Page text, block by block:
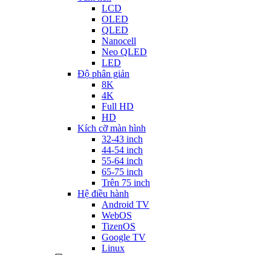
LCD
OLED
QLED
Nanocell
Neo QLED
LED
Độ phân giản
8K
4K
Full HD
HD
Kích cỡ màn hình
32-43 inch
44-54 inch
55-64 inch
65-75 inch
Trên 75 inch
Hệ điều hành
Android TV
WebOS
TizenOS
Google TV
Linux